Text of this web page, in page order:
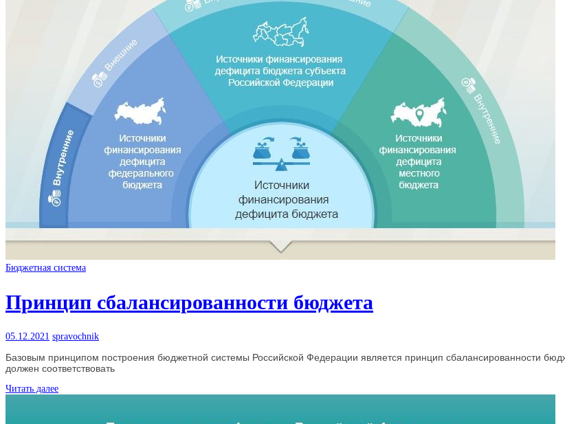
Бюджетная система
Принцип сбалансированности бюджета
05.12.2021 spravochnik
Базовым принципом построения бюджетной системы Российской Федерации является принцип сбалансированности
должен соответствовать
Читать далее